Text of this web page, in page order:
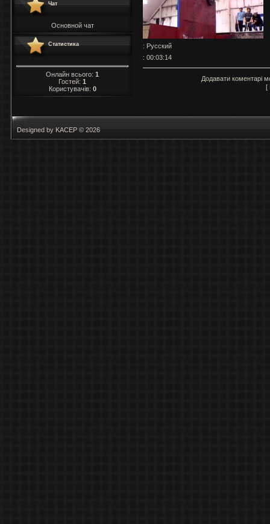
Чат
Основной чат
Статистика
Онлайн всього: 1
Гостей: 1
Користувачів: 0
: Русский
: 00:03:14
Додавати коментарі
[
Designed by KACEP © 2026